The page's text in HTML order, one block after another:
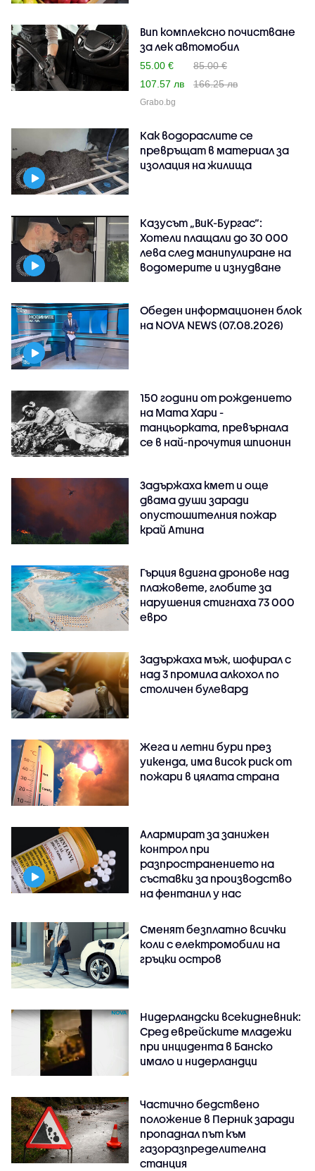
Вип комплексно почистване
за лек автомобил
55.00 €
85.00 €
107.57 лв
166.25 лв
Grabo.bg
Как водораслите се
превръщат в материал за
изолация на жилища
Казусът „ВиК-Бургас“:
Хотели плащали до 30 000
лева след манипулиране на
водомерите и изнудване
Обеден информационен блок
на NOVA NEWS (07.08.2026)
150 години от рождението
на Мата Хари -
танцьорката, превърнала
се в най-прочутия шпионин
Задържаха кмет и още
двама души заради
опустошителния пожар
край Атина
Гърция вдигна дронове над
плажовете, глобите за
нарушения стигнаха 73 000
евро
Задържаха мъж, шофирал с
над 3 промила алкохол по
столичен булевард
Жега и летни бури през
уикенда, има висок риск от
пожари в цялата страна
Алармират за занижен
контрол при
разпространението на
съставки за производство
на фентанил у нас
Сменят безплатно всички
коли с електромобили на
гръцки остров
Нидерландски всекидневник:
Сред еврейските младежи
при инцидента в Банско
имало и нидерландци
Частично бедствено
положение в Перник заради
пропаднал път към
газоразпределителна
станция